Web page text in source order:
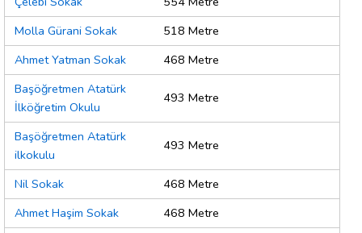
Molla Gürani Sokak
518 Metre
Ahmet Yatman Sokak
468 Metre
Başöğretmen Atatürk
İlköğretim Okulu
493 Metre
Başöğretmen Atatürk
ilkokulu
493 Metre
Nil Sokak
468 Metre
Ahmet Haşim Sokak
468 Metre